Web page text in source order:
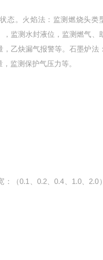
态。火焰法：监测燃烧头类
，监测水封液位，监测燃气、
乙炔漏气报警等。石墨炉法
监测保护气压力等。
：（0.1、0.2、0.4、1.0、2.0